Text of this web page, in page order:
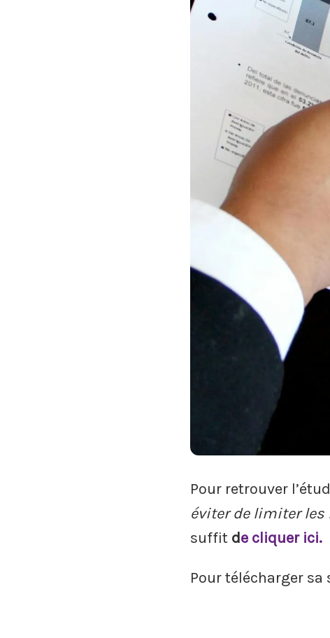
Pour retrouver
éviter de limiter
suffit de cliquer ici.
Pour télécharger sa